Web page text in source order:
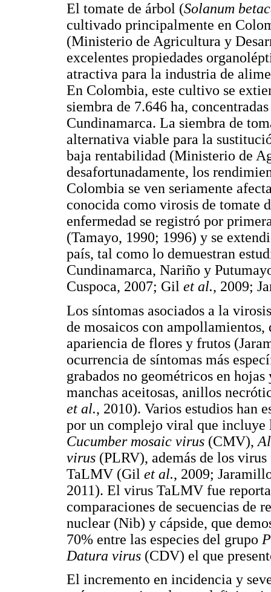
El tomate de árbol (Solanum
cultivado principalmente en
(Ministerio de Agricultura y
excelentes propiedades
atractiva para la industria de
En Colombia, este cultivo se
siembra de 7.646 ha,
Cundinamarca. La siembra de
alternativa viable para la
baja rentabilidad (Ministerio de
desafortunadamente, los
Colombia se ven seriamente
conocida como virosis de tomate
enfermedad se registró por
(Tamayo, 1990; 1996) y se
país, tal como lo demuestran
Cundinamarca, Nariño y
Cuspoca, 2007; Gil et al., 2009;
Los síntomas asociados a la
de mosaicos con
apariencia de flores y frutos
ocurrencia de síntomas más
grabados no geométricos en
manchas aceitosas, anillos
et al., 2010). Varios estudios han
por un complejo viral que incluye
Cucumber mosaic virus (CMV),
virus (PLRV), además de los
TaLMV (Gil et al., 2009;
2011). El virus TaLMV fue
comparaciones de secuencias de
nuclear (Nib) y cápside, que
70% entre las especies del grupo
Datura virus (CDV) el que
El incremento en incidencia y